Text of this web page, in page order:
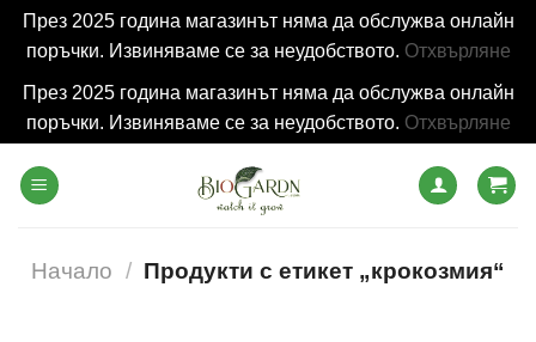
През 2025 година магазинът няма да обслужва онлайн
поръчки. Извиняваме се за неудобството. Отхвърляне
През 2025 година магазинът няма да обслужва онлайн
поръчки. Извиняваме се за неудобството. Отхвърляне
Начало / Продукти с етикет „крокозмия“